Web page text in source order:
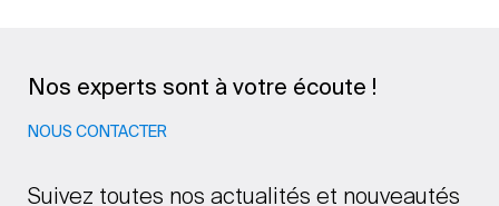
Nos experts sont à votre écoute !
NOUS CONTACTER
Suivez toutes nos actualités et nouveautés